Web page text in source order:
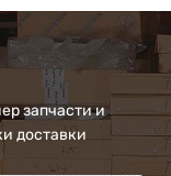
запчасти и
доставки